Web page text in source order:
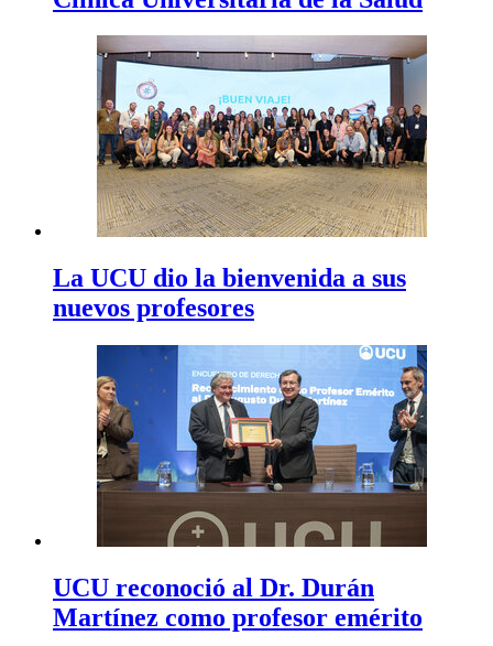
La UCU dio la bienvenida a sus
nuevos profesores
UCU reconoció al Dr. Durán
Martínez como profesor emérito